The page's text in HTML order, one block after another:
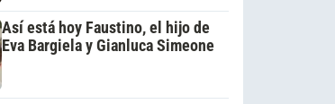
Así está hoy Faustino, el hijo de
Eva Bargiela y Gianluca Simeone